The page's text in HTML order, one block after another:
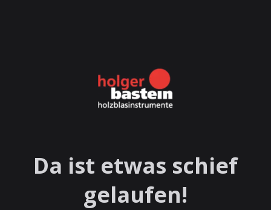
Da ist etwas schief
gelaufen!